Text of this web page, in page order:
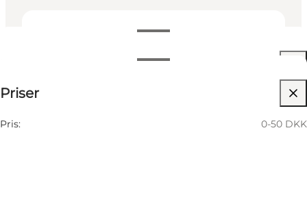
24 Oktober
05:00 PM–08:00 PM
Priser
Pris: 0-50 DKK